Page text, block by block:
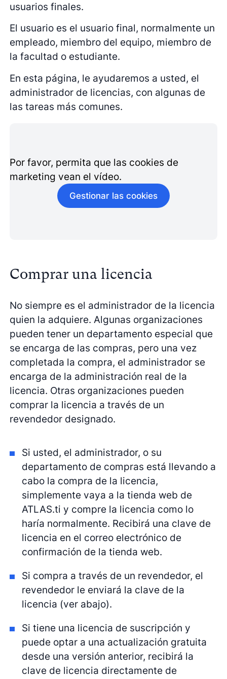
usuarios finales.
El usuario es el usuario final, normalmente un
empleado, miembro del equipo, miembro de
la facultad o estudiante.
En esta página, le ayudaremos a usted, el
administrador de licencias, con algunas de
las tareas más comunes.
Por favor, permita que las cookies de
marketing vean el vídeo.
Gestionar las cookies
Comprar una licencia
No siempre es el administrador de la licencia
quien la adquiere. Algunas organizaciones
pueden tener un departamento especial que
se encarga de las compras, pero una vez
completada la compra, el administrador se
encarga de la administración real de la
licencia. Otras organizaciones pueden
comprar la licencia a través de un
revendedor designado.
Si usted, el administrador, o su
departamento de compras está llevando a
cabo la compra de la licencia,
simplemente vaya a la tienda web de
ATLAS.ti y compre la licencia como lo
haría normalmente. Recibirá una clave de
licencia en el correo electrónico de
confirmación de la tienda web.
Si compra a través de un revendedor, el
revendedor le enviará la clave de la
licencia (ver abajo).
Si tiene una licencia de suscripción y
puede optar a una actualización gratuita
desde una versión anterior, recibirá la
clave de licencia directamente de